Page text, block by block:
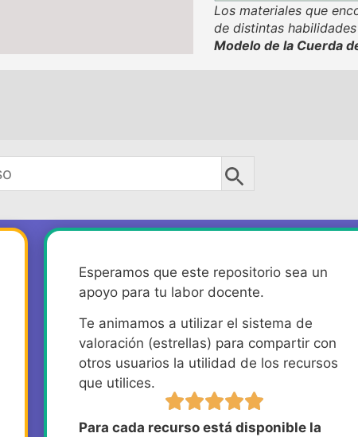
Los materiales que
de distintas
Modelo de la Cuerda
Esperamos que este repositorio sea un
apoyo para tu labor docente.
Te animamos a utilizar el sistema de
valoración (estrellas) para compartir con
otros usuarios la utilidad de los recursos
que utilices.
Para cada recurso está disponible la